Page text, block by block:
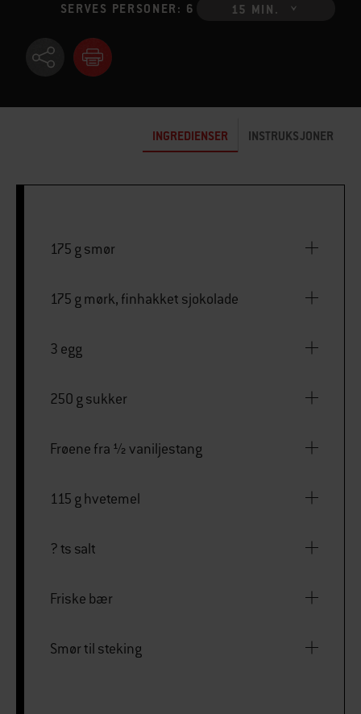
SERVES PERSONER: 6 15 MIN.
INGREDIENSER INSTRUKSJONER
175 g smør
175 g mørk, finhakket sjokolade
3 egg
250 g sukker
Frøene fra ½ vaniljestang
115 g hvetemel
? ts salt
Friske bær
Smør til steking